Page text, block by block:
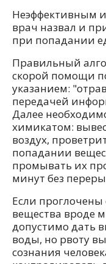
Неэффективным
врач назвал и
при попадании
Правильный
скорой помощи
указанием:
передачей
Далее
химикатом:
воздух,
попадании
промывать их
минут без
Если проглочены
вещества вроде
допустимо дать
воды, но рвоту
сознания